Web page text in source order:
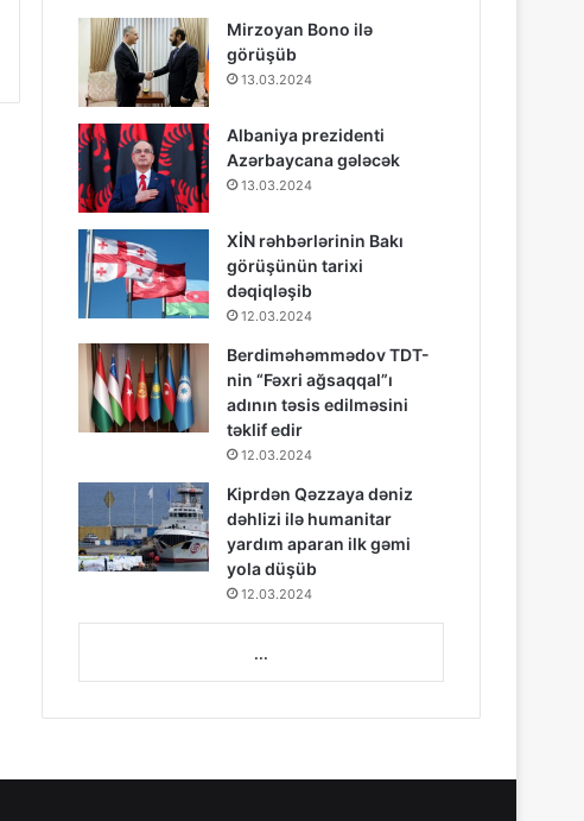
Mirzoyan Bono ilə
görüşüb
13.03.2024
Albaniya prezidenti
Azərbaycana gələcək
13.03.2024
XİN rəhbərlərinin Bakı
görüşünün tarixi
dəqiqləşib
12.03.2024
Berdiməhəmmədov TDT-
nin “Fəxri ağsaqqal”ı
adının təsis edilməsini
təklif edir
12.03.2024
Kiprdən Qəzzaya dəniz
dəhlizi ilə humanitar
yardım aparan ilk gəmi
yola düşüb
12.03.2024
...